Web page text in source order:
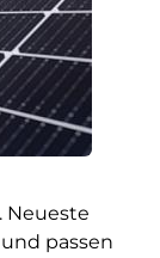
Neueste
passen